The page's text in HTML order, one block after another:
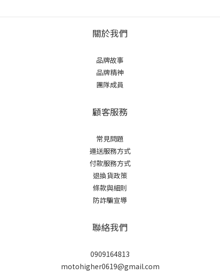
關於我們
品牌故事
品牌精神
團隊成員
顧客服務
常見問題
運送服務方式
付款服務方式
退換貨政策
條款與細則
防詐騙宣導
聯絡我們
0909164813
motohigher0619@gmail.com